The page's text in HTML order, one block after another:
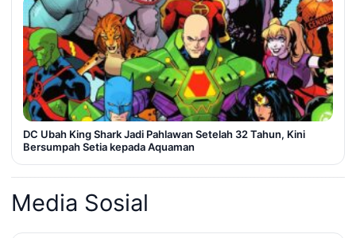
DC Ubah King Shark Jadi Pahlawan Setelah 32 Tahun, Kini
Bersumpah Setia kepada Aquaman
Media Sosial